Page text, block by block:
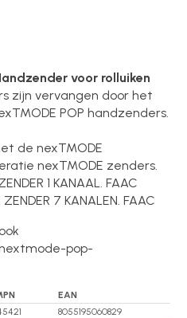
voor rolluiken
zijn vervangen door het
POP handzenders.
de nexTMODE
nexTMODE zenders.
1 KANAAL. FAAC
7 KANALEN. FAAC
pop-
EAN
8055195060829